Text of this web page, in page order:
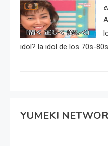
idol? la idol de los 70s-
YUMEKI